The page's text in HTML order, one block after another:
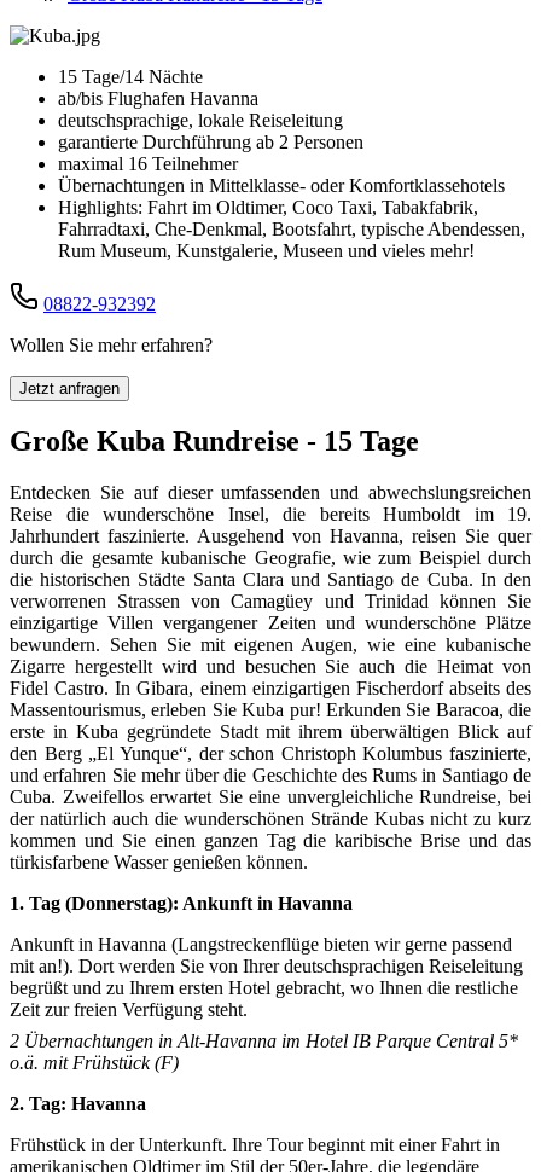
15 Tage/14 Nächte
ab/bis Flughafen Havanna
deutschsprachige, lokale Reiseleitung
garantierte Durchführung ab 2 Personen
maximal 16 Teilnehmer
Übernachtungen in Mittelklasse- oder Komfortklassehotels
Highlights: Fahrt im Oldtimer, Coco Taxi, Tabakfabrik,
Fahrradtaxi, Che-Denkmal, Bootsfahrt, typische Abendessen,
Rum Museum, Kunstgalerie, Museen und vieles mehr!
08822-932392
Wollen Sie mehr erfahren?
Jetzt anfragen
Große Kuba Rundreise - 15 Tage
Entdecken Sie auf dieser umfassenden und abwechslungsreichen
Reise die wunderschöne Insel, die bereits Humboldt im 19.
Jahrhundert faszinierte. Ausgehend von Havanna, reisen Sie quer
durch die gesamte kubanische Geografie, wie zum Beispiel durch
die historischen Städte Santa Clara und Santiago de Cuba. In den
verworrenen Strassen von Camagüey und Trinidad können Sie
einzigartige Villen vergangener Zeiten und wunderschöne Plätze
bewundern. Sehen Sie mit eigenen Augen, wie eine kubanische
Zigarre hergestellt wird und besuchen Sie auch die Heimat von
Fidel Castro. In Gibara, einem einzigartigen Fischerdorf abseits des
Massentourismus, erleben Sie Kuba pur! Erkunden Sie Baracoa, die
erste in Kuba gegründete Stadt mit ihrem überwältigen Blick auf
den Berg „El Yunque“, der schon Christoph Kolumbus faszinierte,
und erfahren Sie mehr über die Geschichte des Rums in Santiago de
Cuba. Zweifellos erwartet Sie eine unvergleichliche Rundreise, bei
der natürlich auch die wunderschönen Strände Kubas nicht zu kurz
kommen und Sie einen ganzen Tag die karibische Brise und das
türkisfarbene Wasser genießen können.
1. Tag (Donnerstag): Ankunft in Havanna
Ankunft in Havanna (Langstreckenflüge bieten wir gerne passend
mit an!). Dort werden Sie von Ihrer deutschsprachigen Reiseleitung
begrüßt und zu Ihrem ersten Hotel gebracht, wo Ihnen die restliche
Zeit zur freien Verfügung steht.
2 Übernachtungen in Alt-Havanna im Hotel IB Parque Central 5*
o.ä. mit Frühstück (F)
2. Tag: Havanna
Frühstück in der Unterkunft. Ihre Tour beginnt mit einer Fahrt in
amerikanischen Oldtimer im Stil der 50er-Jahre, die legendäre